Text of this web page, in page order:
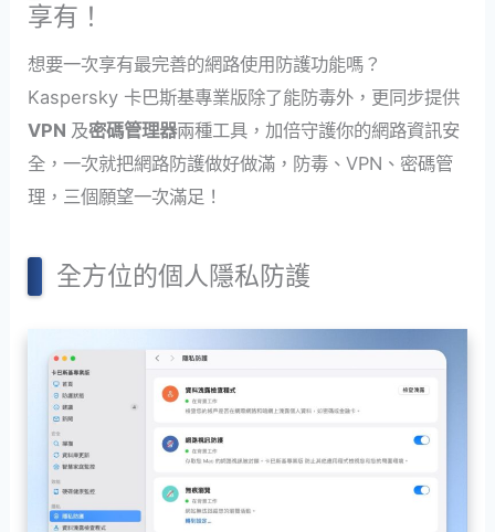
享有！
想要一次享有最完善的網路使用防護功能嗎？
Kaspersky 卡巴斯基專業版除了能防毒外，更同步提供
VPN 及密碼管理器兩種工具，加倍守護你的網路資訊安
全，一次就把網路防護做好做滿，防毒、VPN、密碼管
理，三個願望一次滿足！
全方位的個人隱私防護